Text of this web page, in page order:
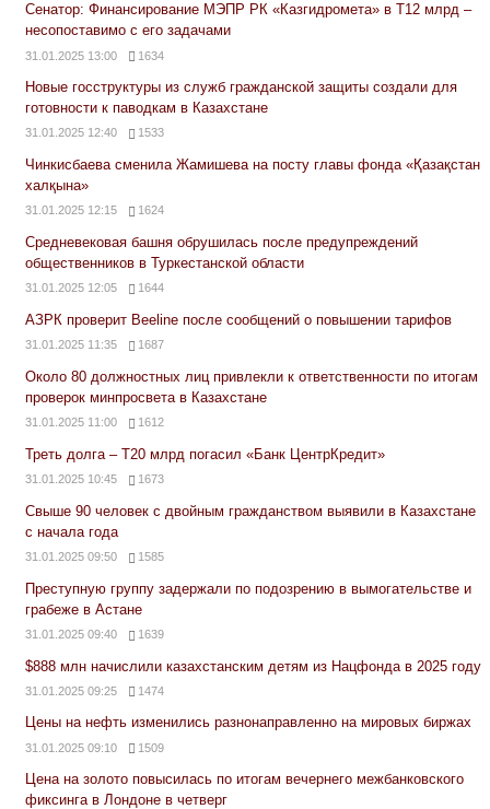
Сенатор: Финансирование МЭПР РК «Казгидромета» в Т12 млрд –
несопоставимо с его задачами
31.01.2025 13:00 1634
Новые госструктуры из служб гражданской защиты создали для
готовности к паводкам в Казахстане
31.01.2025 12:40 1533
Чинкисбаева сменила Жамишева на посту главы фонда «Қазақстан
халқына»
31.01.2025 12:15 1624
Средневековая башня обрушилась после предупреждений
общественников в Туркестанской области
31.01.2025 12:05 1644
АЗРК проверит Beeline после сообщений о повышении тарифов
31.01.2025 11:35 1687
Около 80 должностных лиц привлекли к ответственности по итогам
проверок минпросвета в Казахстане
31.01.2025 11:00 1612
Треть долга – Т20 млрд погасил «Банк ЦентрКредит»
31.01.2025 10:45 1673
Свыше 90 человек с двойным гражданством выявили в Казахстане
с начала года
31.01.2025 09:50 1585
Преступную группу задержали по подозрению в вымогательстве и
грабеже в Астане
31.01.2025 09:40 1639
$888 млн начислили казахстанским детям из Нацфонда в 2025 году
31.01.2025 09:25 1474
Цены на нефть изменились разнонаправленно на мировых биржах
31.01.2025 09:10 1509
Цена на золото повысилась по итогам вечернего межбанковского
фиксинга в Лондоне в четверг